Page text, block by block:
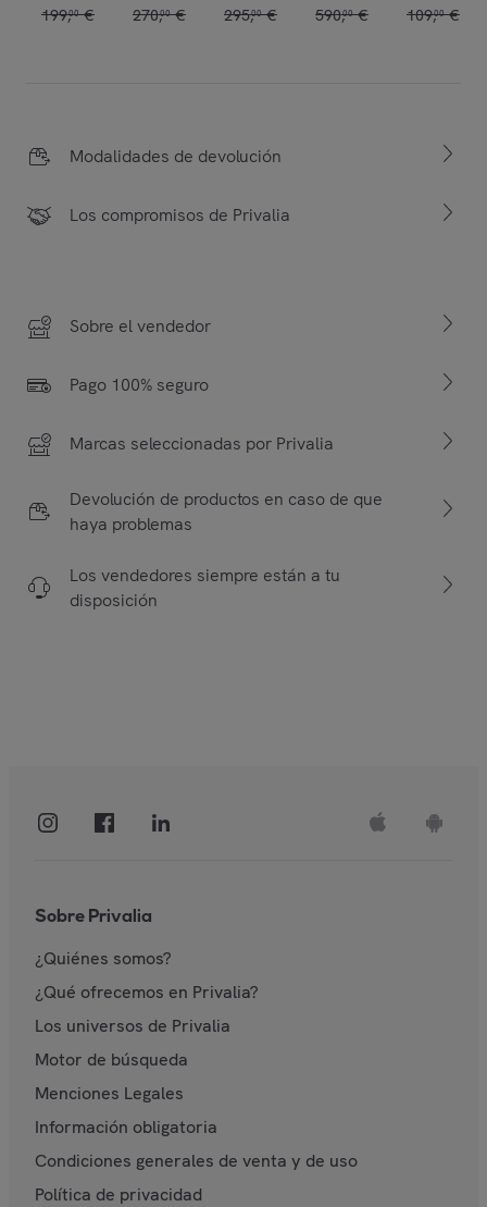
199,00 € 270,00 € 295,00 € 590,00 € 109,00 €
Modalidades de devolución
Los compromisos de Privalia
Sobre el vendedor
Pago 100% seguro
Marcas seleccionadas por Privalia
Devolución de productos en caso de que
haya problemas
Los vendedores siempre están a tu
disposición
Sobre Privalia
¿Quiénes somos?
¿Qué ofrecemos en Privalia?
Los universos de Privalia
Motor de búsqueda
Menciones Legales
Información obligatoria
Condiciones generales de venta y de uso
Política de privacidad